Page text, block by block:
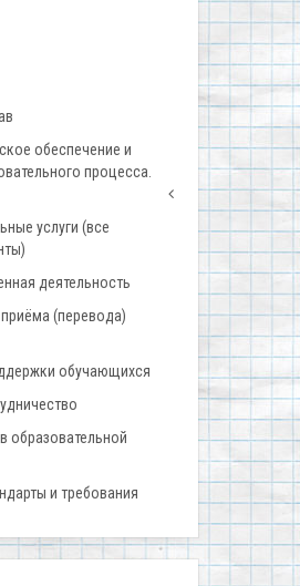
обеспечение и
процесса.
услуги (все
деятельность
(перевода)
обучающихся
образовательной
и требования